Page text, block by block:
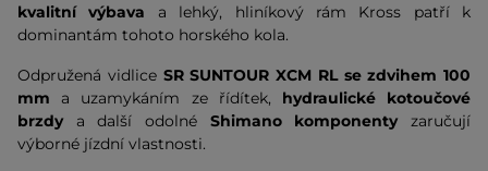
kvalitní výbava a lehký, hliníkový rám Kross patří k
dominantám tohoto horského kola.
Odpružená vidlice SR SUNTOUR XCM RL se zdvihem 100
mm a uzamykáním ze řídítek, hydraulické kotoučové
brzdya další odolné Shimano komponentyzaručují
výborné jízdní vlastnosti.